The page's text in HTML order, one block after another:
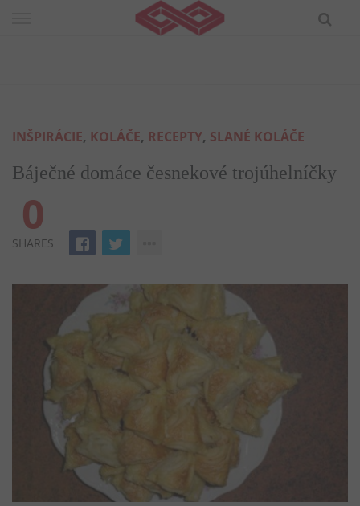
INŠPIRÁCIE, KOLÁČE, RECEPTY, SLANÉ KOLÁČE
Báječné domáce česnekové trojúhelníčky
0
SHARES